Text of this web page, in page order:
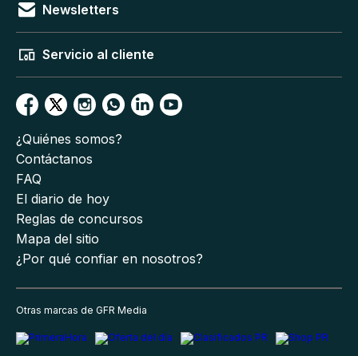
Newsletters
Servicio al cliente
¿Quiénes somos?
Contáctanos
FAQ
El diario de hoy
Reglas de concursos
Mapa del sitio
¿Por qué confiar en nosotros?
Otras marcas de GFR Media